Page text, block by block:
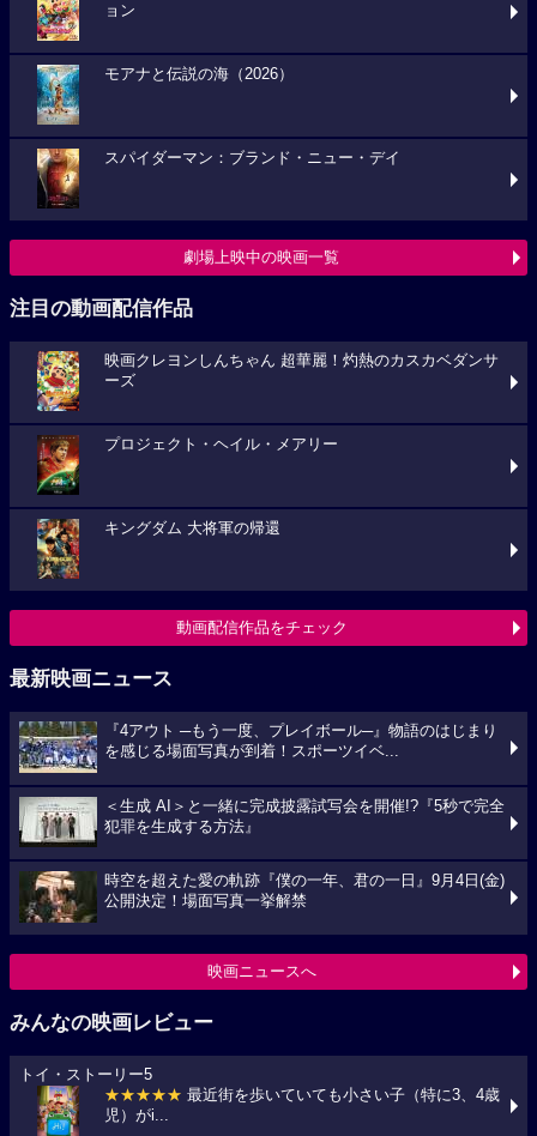
ョン
モアナと伝説の海（2026）
スパイダーマン：ブランド・ニュー・デイ
劇場上映中の映画一覧
注目の動画配信作品
映画クレヨンしんちゃん 超華麗！灼熱のカスカベダンサ
ーズ
プロジェクト・ヘイル・メアリー
キングダム 大将軍の帰還
動画配信作品をチェック
最新映画ニュース
『4アウト ─もう一度、プレイボール─』物語のはじまり
を感じる場面写真が到着！スポーツイベ...
＜生成 AI＞と一緒に完成披露試写会を開催!?『5秒で完全
犯罪を生成する方法』
時空を超えた愛の軌跡『僕の一年、君の一日』9月4日(金)
公開決定！場面写真一挙解禁
映画ニュースへ
みんなの映画レビュー
トイ・ストーリー5
★★★★★ 最近街を歩いていても小さい子（特に3、4歳
児）がi...